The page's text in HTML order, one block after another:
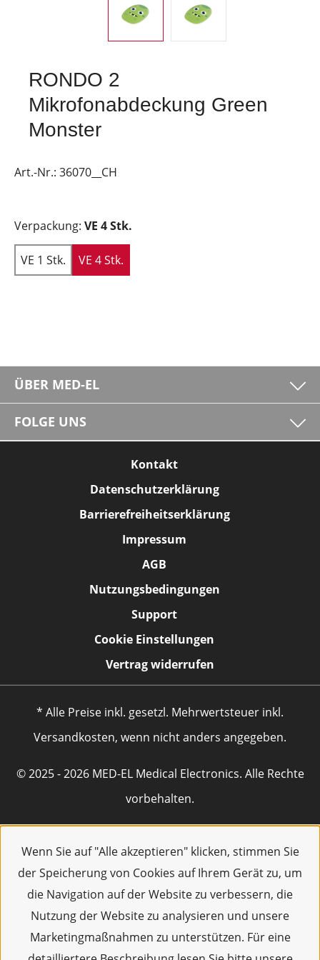
Wenn Sie auf "Alle akzeptieren" klicken, stimmen Sie
der Speicherung von Cookies auf Ihrem Gerät zu, um
die Navigation auf der Website zu verbessern, die
Nutzung der Website zu analysieren und unsere
Marketingmaßnahmen zu unterstützen. Für eine
RONDO 2
Mikrofonabdeckung Green
Monster
Art.-Nr.: 36070__CH
Verpackung: VE 4 Stk.
VE 1 Stk. VE 4 Stk.
ÜBER MED-EL
FOLGE UNS
Kontakt
Datenschutzerklärung
Barrierefreiheitserklärung
Impressum
AGB
Nutzungsbedingungen
Support
Cookie Einstellungen
Vertrag widerrufen
* Alle Preise inkl. gesetzl. Mehrwertsteuer inkl.
Versandkosten, wenn nicht anders angegeben.
© 2025 - 2026 MED-EL Medical Electronics. Alle Rechte
vorbehalten.